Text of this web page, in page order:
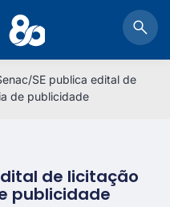
SE publica edital de
de publicidade
de licitação
publicidade